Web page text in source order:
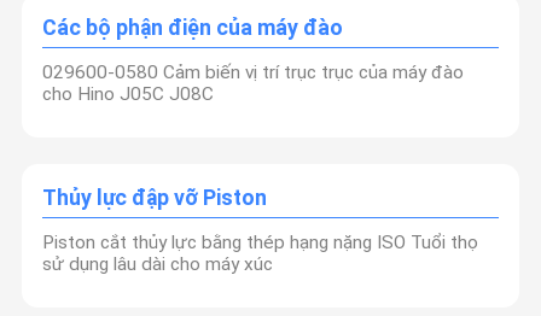
Các bộ phận điện của máy đào
029600-0580 Cảm biến vị trí trục trục của máy đào
cho Hino J05C J08C
Thủy lực đập vỡ Piston
Piston cắt thủy lực bằng thép hạng nặng ISO Tuổi thọ
sử dụng lâu dài cho máy xúc